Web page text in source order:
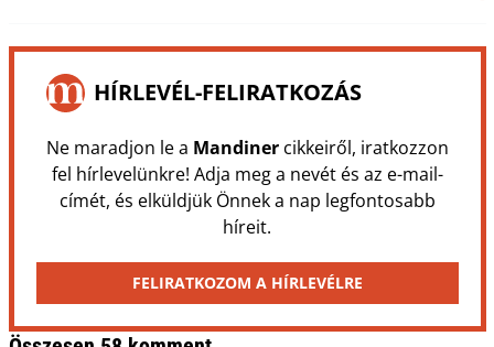
HÍRLEVÉL-FELIRATKOZÁS
Ne maradjon le a Mandinercikkeiről, iratkozzon
fel hírlevelünkre! Adja meg a nevét és az e-mail-
címét, és elküldjük Önnek a nap legfontosabb
híreit.
FELIRATKOZOM A HÍRLEVÉLRE